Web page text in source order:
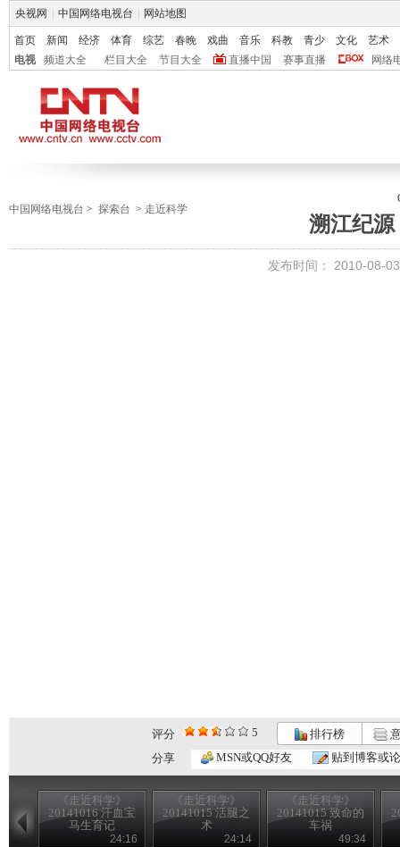
央视网 中国网络电视台 网站地图
首页 新闻 经济 体育 综艺 春晚 戏曲 音乐 科教 青少 文化
艺术
电视
频道大全 栏目大全 节目大全 直播中国 赛事直播 网络
中国网络电视台 > 探索台 > 走近科学
溯江纪源
发布时间： 2010-08-
评分 5 排行榜
分享
MSN或QQ好友 贴到博客或
《走近科学》
20141016 汗血宝
马生育记
24:16
《走近科学》
20141015 活腿之
术
24:14
《走近科学》
20141015 致命的
车祸
49:34